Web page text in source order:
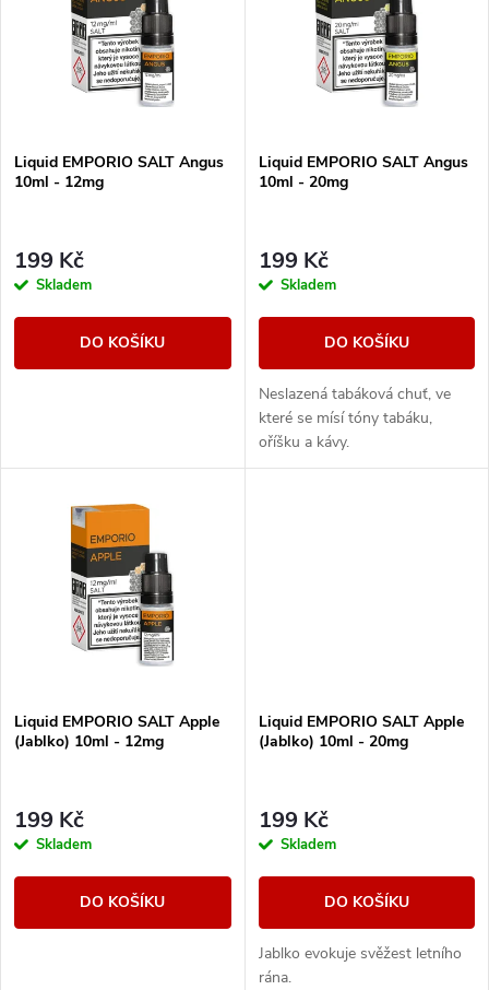
p
r
o
k
Abecedně
s
p
r
o
d
k
Liquid EMPORIO SALT Angus
10ml - 12mg
199 Kč
Skladem
DO KOŠÍKU
Liquid EMPORIO SALT Angus
10ml - 20mg
199 Kč
Skladem
DO KOŠÍKU
Neslazená tabáková chuť, ve
které se mísí tóny tabáku,
oříšku a kávy.
Liquid EMPORIO SALT Apple
(Jablko) 10ml - 12mg
199 Kč
Skladem
DO KOŠÍKU
Liquid EMPORIO SALT Apple
(Jablko) 10ml - 20mg
199 Kč
Skladem
DO KOŠÍKU
Jablko evokuje svěžest letního
rána.